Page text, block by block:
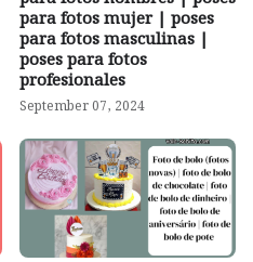
para fotos mujer | poses
para fotos masculinas |
poses para fotos
profesionales
September 07, 2024